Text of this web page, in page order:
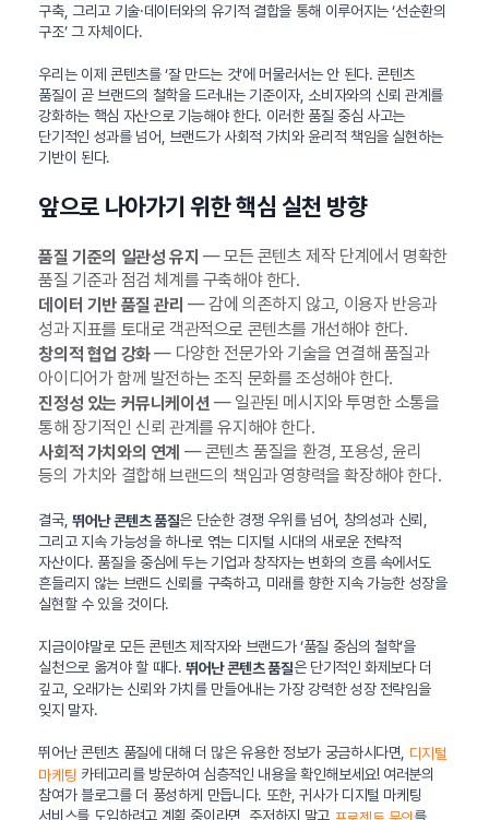
구축, 그리고 기술·데이터와의 유기적 결합을 통해 이루어지는 ‘선순환의
구조’ 그 자체이다.
우리는 이제 콘텐츠를 ‘잘 만드는 것’에 머물러서는 안 된다. 콘텐츠
품질이 곧 브랜드의 철학을 드러내는 기준이자, 소비자와의 신뢰 관계를
강화하는 핵심 자산으로 기능해야 한다. 이러한 품질 중심 사고는
단기적인 성과를 넘어, 브랜드가 사회적 가치와 윤리적 책임을 실현하는
기반이 된다.
앞으로 나아가기 위한 핵심 실천 방향
품질 기준의 일관성 유지 — 모든 콘텐츠 제작 단계에서 명확한
품질 기준과 점검 체계를 구축해야 한다.
데이터 기반 품질 관리 — 감에 의존하지 않고, 이용자 반응과
성과 지표를 토대로 객관적으로 콘텐츠를 개선해야 한다.
창의적 협업 강화— 다양한 전문가와 기술을 연결해 품질과
아이디어가 함께 발전하는 조직 문화를 조성해야 한다.
진정성 있는 커뮤니케이션 — 일관된 메시지와 투명한 소통을
통해 장기적인 신뢰 관계를 유지해야 한다.
사회적 가치와의 연계 — 콘텐츠 품질을 환경, 포용성, 윤리
등의 가치와 결합해 브랜드의 책임과 영향력을 확장해야 한다.
결국, 뛰어난 콘텐츠 품질은 단순한 경쟁 우위를 넘어, 창의성과 신뢰,
그리고 지속 가능성을 하나로 엮는 디지털 시대의 새로운 전략적
자산이다. 품질을 중심에 두는 기업과 창작자는 변화의 흐름 속에서도
흔들리지 않는 브랜드 신뢰를 구축하고, 미래를 향한 지속 가능한 성장을
실현할 수 있을 것이다.
지금이야말로 모든 콘텐츠 제작자와 브랜드가 ‘품질 중심의 철학’을
실천으로 옮겨야 할 때다.뛰어난 콘텐츠 품질은 단기적인 화제보다 더
깊고, 오래가는 신뢰와 가치를 만들어내는 가장 강력한 성장 전략임을
잊지 말자.
뛰어난 콘텐츠 품질에 대해 더 많은 유용한 정보가 궁금하시다면, 디지털
마케팅 카테고리를 방문하여 심층적인 내용을 확인해보세요! 여러분의
참여가 블로그를 더 풍성하게 만듭니다. 또한, 귀사가 디지털 마케팅
서비스를 도입하려고 계획 중이라면, 주저하지 말고
를